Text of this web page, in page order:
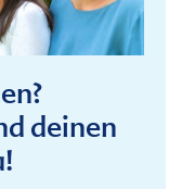
deinen